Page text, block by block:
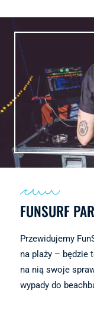
FUNSURF
Przewidujemy
na plaży – będzie
na nią swoje
wypady do